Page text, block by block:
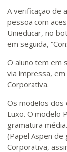
A verificação de
pessoa com
Unieducar, no
em seguida,
O aluno tem em
via impressa,
Corporativa.
Os modelos dos
Luxo. O modelo
gramatura
(Papel Aspen de
Corporativa,